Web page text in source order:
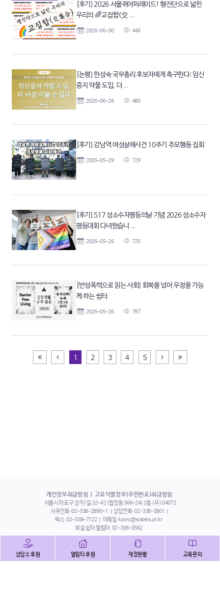
[후기] 2026 서울퀴어퍼레이드! 행진단으로 넓힌
우리의 🌈교집합(交 ...
2026-06-30 446
[논평] 한성숙 국무총리 후보자에게 촉구한다: 임신
중지 약물 도입, 더 ...
2026-06-26 480
[후기] 강남역 여성살해사건 10주기 추모행동 집회
2026-05-29 729
[후기] 517 성소수자평등의날 기념 2026 성소수자
평등대회 다녀왔습니 ...
2026-05-26 725
[반성폭력으로 읽는 사회] 회복을 넘어 우정을 가능
케 하는 쉼터
2026-05-26 797
처음페이지
이전 1 2 3 4 5 다음 끝페이지
개인정보취급방침 고유식별정보(주민번호)취급방침
서울시 마포구 성지1길 32-42 (합정동 366-24) 2층 (우) 04072
사무전화 02-338-2890~1 상담전화 02-338-5801
팩스 02-338-7122 이메일 ksvrc@sisters.or.kr
부설 쉼터 열림터 02-338-3562
상담소 후원 열림터 후원 재정현황 교육문의